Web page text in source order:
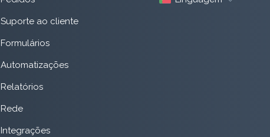
Suporte ao cliente
Formulários
Automatizações
Relatórios
Rede
Integrações